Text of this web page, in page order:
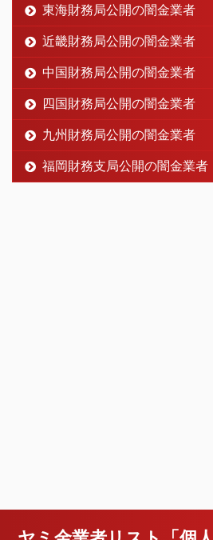
東海財務局公開の闇金業者
近畿財務局公開の闇金業者
中国財務局公開の闇金業者
四国財務局公開の闇金業者
九州財務局公開の闇金業者
福岡財務支局公開の闇金業者